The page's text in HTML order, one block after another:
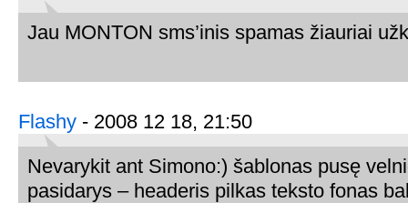
Jau MONTON sms’inis spamas žiauriai
Flashy - 2008 12 18, 21:50
Nevarykit ant Simono:) šablonas pusę
pasidarys – headeris pilkas teksto fonas